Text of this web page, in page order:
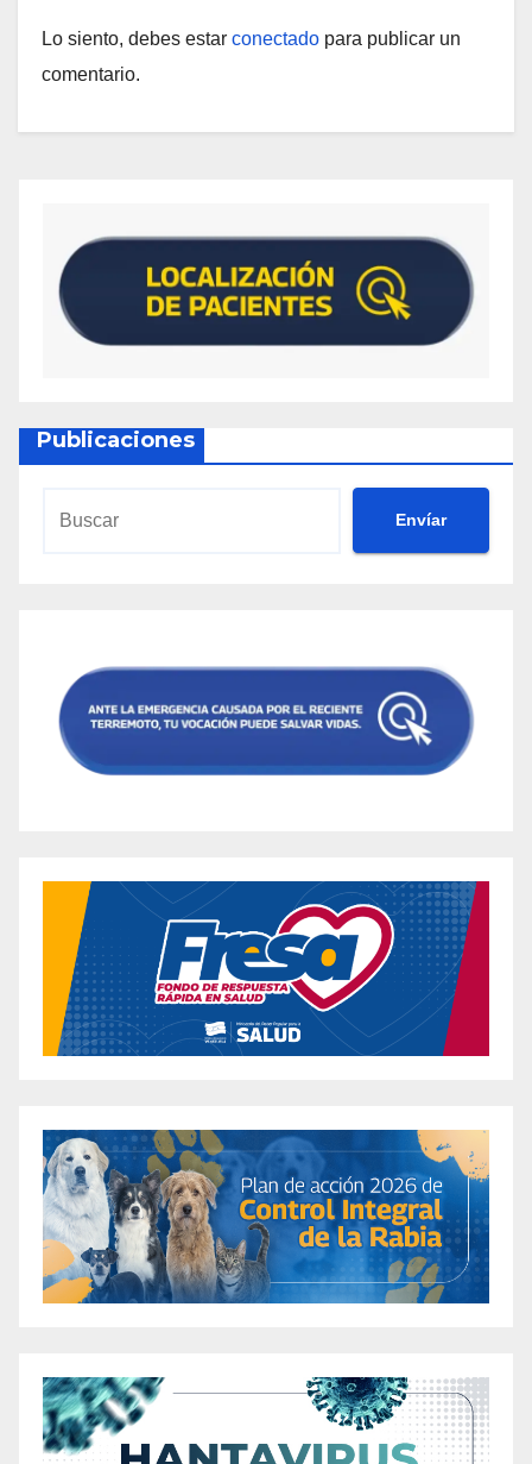
Lo siento, debes estar conectado para publicar un
comentario.
Publicaciones
Envíar